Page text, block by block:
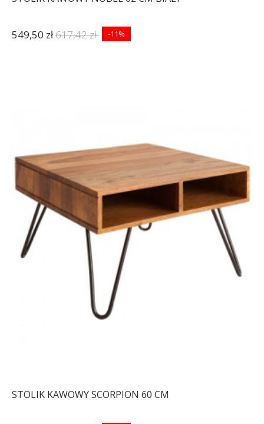
549,50 zł617,42 zł -11%
STOLIK KAWOWY SCORPION 60 CM